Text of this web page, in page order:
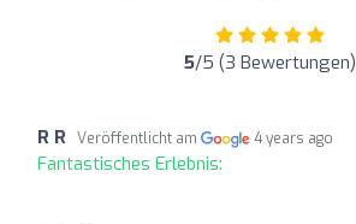
5/5 (3 Bewertungen)
R R Veröffentlicht am 4 years ago
Fantastisches Erlebnis: